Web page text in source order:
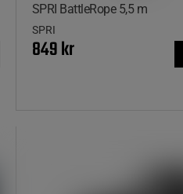
SPRI BattleRope 5,5 m
SPRI
849 kr